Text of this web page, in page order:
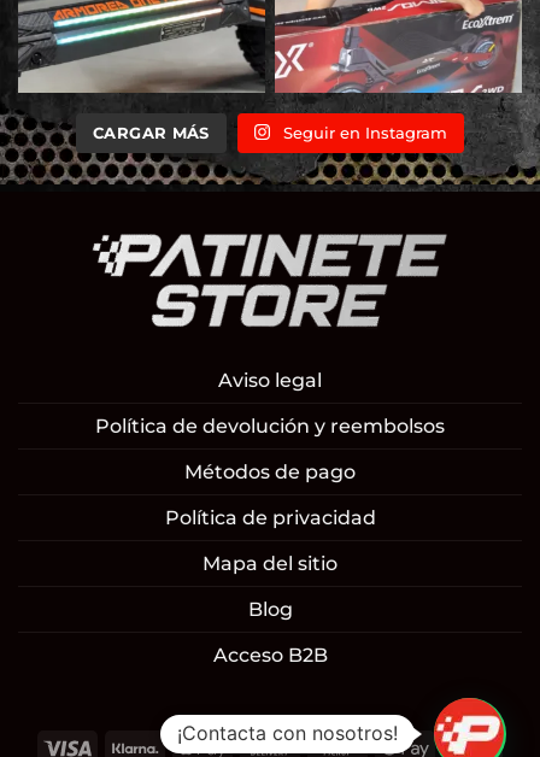
CARGAR MÁS Seguir en Instagram
Aviso legal
Política de devolución y reembolsos
Métodos de pago
Política de privacidad
Mapa del sitio
Blog
Acceso B2B
Visa Klarna Apple Cash Cash Google
¡Contacta con nosotros!